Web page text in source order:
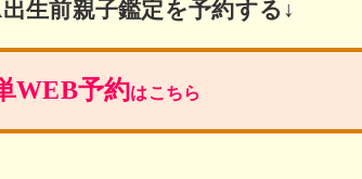
生前親子鑑定を予約する↓
WEB予約はこちら